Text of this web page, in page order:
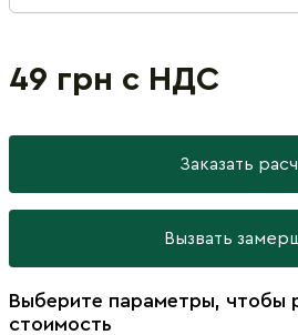
49 грн с НДС
Заказать
Вызвать
Выберите параметры, чтобы
стоимость